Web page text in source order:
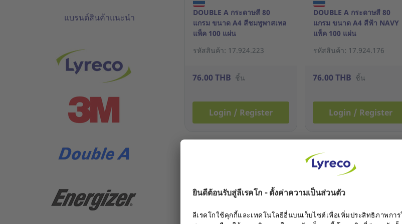
แบรนด์สินค้าแนะนำ
DOUBLE A กระดาษสี 80
แกรม ขนาด A4 สีชมพูพาสเทล
แพ็ค 100 แผ่น
รหัสสินค้า: 17.924.223
76.00 THB ชิ้น
Login / Register
DOUBLE A กระดาษสี 80
แกรม ขนาด A4 สีฟ้า NAVY
แพ็ค 100 แผ่น
รหัสสินค้า: 17.924.176
76.00 THB ชิ้น
Login / Register